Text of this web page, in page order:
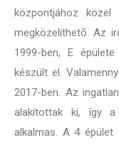
központjához közel
megközelíthető. Az
1999-ben, E
készült el.
2017-ben. Az
alakítottak ki, így
alkalmas. A 4 épület